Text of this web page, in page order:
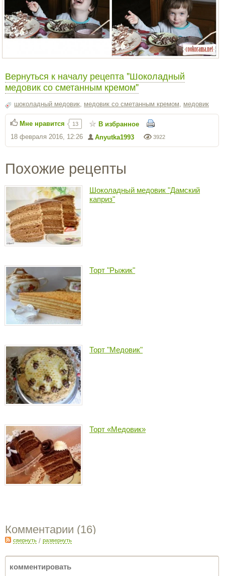
Вернуться к началу рецепта "Шоколадный
медовик со сметанным кремом"
шоколадный медовик, медовик со сметанным кремом, медовик
3922
Anyutka1993
18 февраля 2016, 12:26
Мне нравится 13 В избранное
Похожие рецепты
Шоколадный медовик "Дамский
каприз"
Торт "Рыжик"
Торт "Медовик"
Торт «Медовик»
Комментарии (16)
свернуть / развернуть